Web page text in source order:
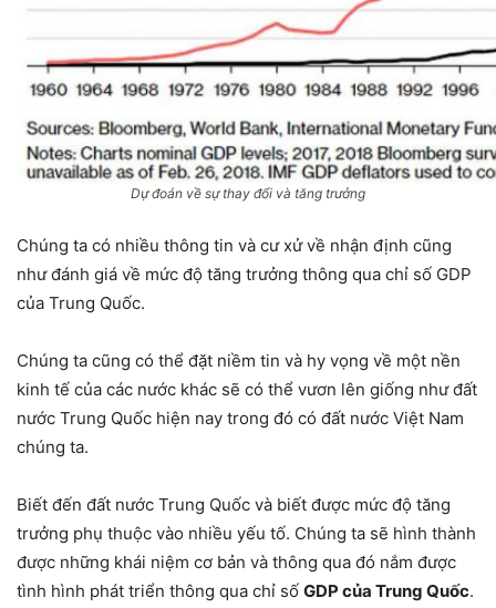
Dự đoán về sự thay đổi và tăng trưởng
Chúng ta có nhiều thông tin và cư xử về nhận định cũng
như đánh giá về mức độ tăng trưởng thông qua chỉ số GDP
của Trung Quốc.
Chúng ta cũng có thể đặt niềm tin và hy vọng về một nền
kinh tế của các nước khác sẽ có thể vươn lên giống như đất
nước Trung Quốc hiện nay trong đó có đất nước Việt Nam
chúng ta.
Biết đến đất nước Trung Quốc và biết được mức độ tăng
trưởng phụ thuộc vào nhiều yếu tố. Chúng ta sẽ hình thành
được những khái niệm cơ bản và thông qua đó nắm được
tình hình phát triển thông qua chỉ số GDP của Trung Quốc.